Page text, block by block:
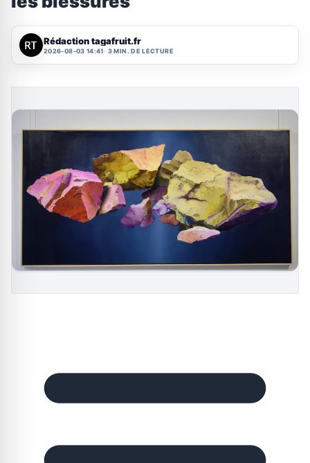
Rédaction tagafruit.fr
2026-08-03 14:41 3 MIN. DE LECTURE